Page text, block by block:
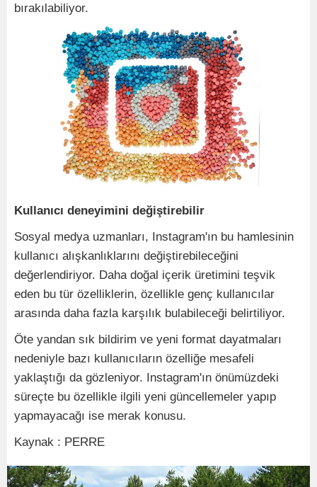
bırakılabiliyor.
Kullanıcı deneyimini değiştirebilir
Sosyal medya uzmanları, Instagram'ın bu hamlesinin
kullanıcı alışkanlıklarını değiştirebileceğini
değerlendiriyor. Daha doğal içerik üretimini teşvik
eden bu tür özelliklerin, özellikle genç kullanıcılar
arasında daha fazla karşılık bulabileceği belirtiliyor.
Öte yandan sık bildirim ve yeni format dayatmaları
nedeniyle bazı kullanıcıların özelliğe mesafeli
yaklaştığı da gözleniyor. Instagram'ın önümüzdeki
süreçte bu özellikle ilgili yeni güncellemeler yapıp
yapmayacağı ise merak konusu.
Kaynak : PERRE